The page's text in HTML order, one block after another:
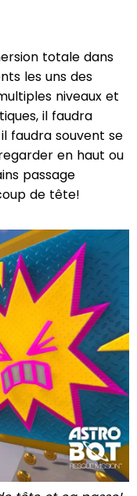
totale dans
les uns des
niveaux et
il faudra
faudra souvent se
en haut ou
passage
de tête!